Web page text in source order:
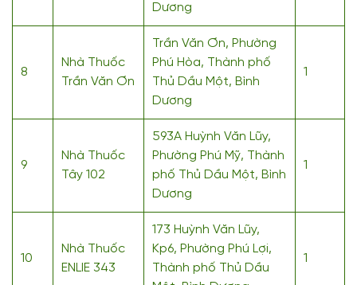
Dương
8
Nhà Thuốc
Trần Văn Ơn
Trần Văn Ơn, Phường
Phú Hòa, Thành phố
Thủ Dầu Một, Bình
Dương
1
9
Nhà Thuốc
Tây 102
593A Huỳnh Văn Lũy,
Phường Phú Mỹ, Thành
phố Thủ Dầu Một, Bình
Dương
1
10
Nhà Thuốc
ENLIE 343
173 Huỳnh Văn Lũy,
Kp6, Phường Phú Lợi,
Thành phố Thủ Dầu
1